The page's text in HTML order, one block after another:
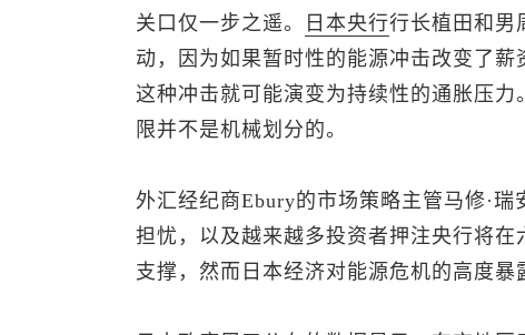
关口仅一步之遥。
日本央行行长植田和男
动，因为如果暂时性的能源冲击改变了
这种冲击就可能演变为持续性的通胀压
限并不是机械划分的。
外汇经纪商Ebury的市场策略主管马修·
担忧，以及越来越多投资者押注央行将
支撑，然而日本经济对能源危机的高度暴